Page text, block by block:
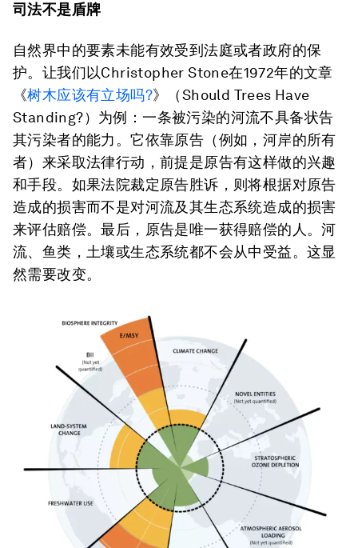
司法不是盾牌
自然界中的要素未能有效受到法庭或者政府的保
护。让我们以Christopher Stone在1972年的文章
《树木应该有立场吗?》（Should Trees Have
Standing?）为例：一条被污染的河流不具备状告
其污染者的能力。它依靠原告（例如，河岸的所有
者）来采取法律行动，前提是原告有这样做的兴趣
和手段。如果法院裁定原告胜诉，则将根据对原告
造成的损害而不是对河流及其生态系统造成的损害
来评估赔偿。最后，原告是唯一获得赔偿的人。河
流、鱼类，土壤或生态系统都不会从中受益。这显
然需要改变。